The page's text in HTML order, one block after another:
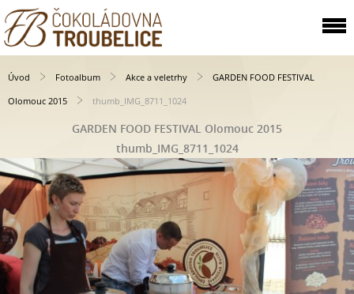
Úvod Fotoalbum Akce a veletrhy
GARDEN FOOD FESTIVAL
Olomouc 2015
thumb_IMG_8711_1024
GARDEN FOOD FESTIVAL Olomouc 2015
thumb_IMG_8711_1024